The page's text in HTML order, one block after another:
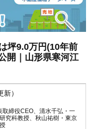
坪9.0万円(10年前
開｜山形県寒河江
）
取締役CEO、 清水千弘・一
究科教授、 秋山祐樹・東京